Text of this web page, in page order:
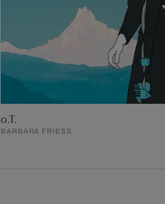
o.T.
BARBARA FRIESS